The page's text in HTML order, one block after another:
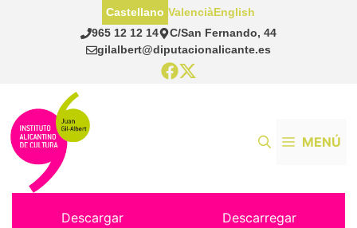
965 12 12 14
C/San Fernando, 44
gilalbert@diputacionalicante.es
Castellano ValenciàEnglish
MENÚ
Descargar
Descarregar